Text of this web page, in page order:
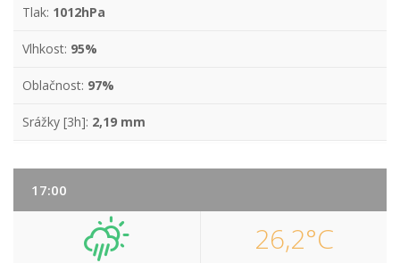
Tlak: 1012hPa
Vlhkost: 95%
Oblačnost: 97%
Srážky [3h]: 2,19 mm
17:00
26,2°C